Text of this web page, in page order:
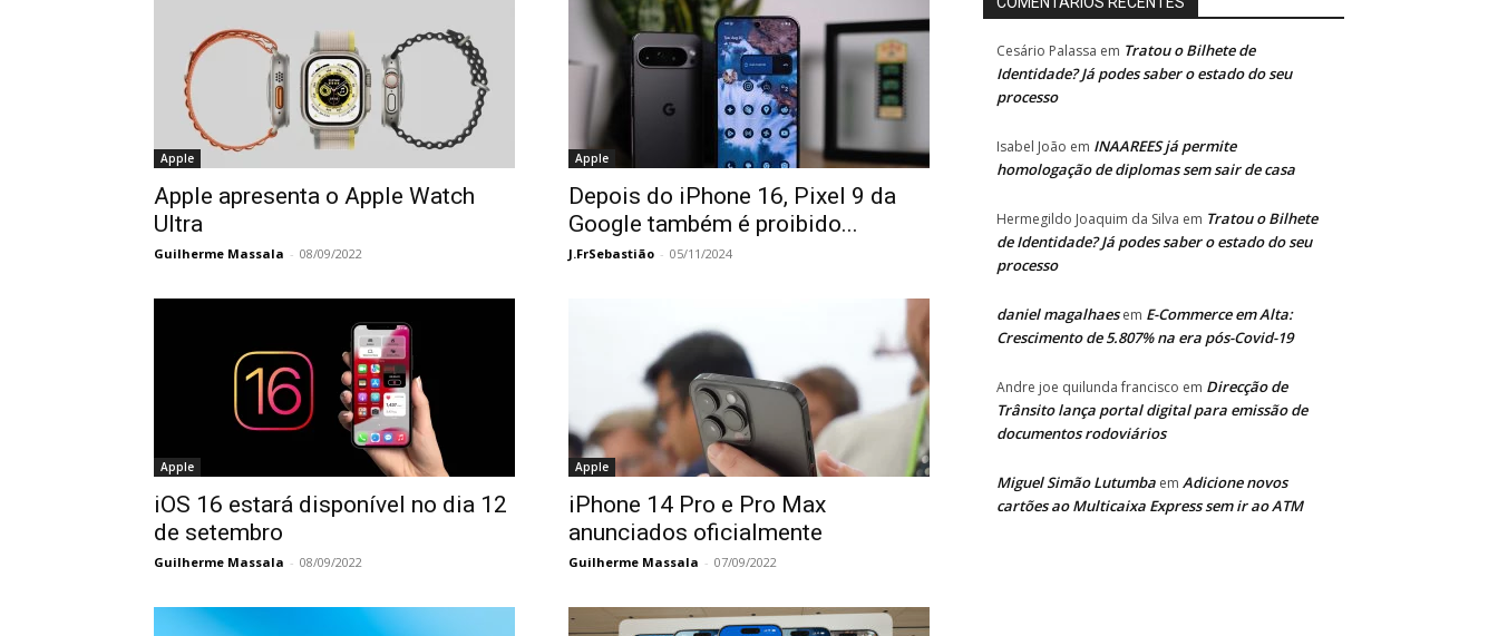
Apple
Apple apresenta o Apple Watch
Ultra
Guilherme Massala - 08/09/2022
Apple
Depois do iPhone 16, Pixel 9 da
Google também é proibido...
J.FrSebastião - 05/11/2024
Apple
iOS 16 estará disponível no dia 12
de setembro
Guilherme Massala - 08/09/2022
Apple
iPhone 14 Pro e Pro Max
anunciados oficialmente
Guilherme Massala - 07/09/2022
Cesário Palassa em Tratou o Bilhete de
Identidade? Já podes saber o estado do seu
processo
Isabel João em INAAREES já permite
homologação de diplomas sem sair de casa
Hermegildo Joaquim da Silva em Tratou o Bilhete
de Identidade? Já podes saber o estado do seu
processo
daniel magalhaesem E-Commerce em Alta:
Crescimento de 5.807% na era pós-Covid-19
Andre joe quilunda francisco em Direcção de
Trânsito lança portal digital para emissão de
documentos rodoviários
Miguel Simão Lutumba em Adicione novos
cartões ao Multicaixa Express sem ir ao ATM